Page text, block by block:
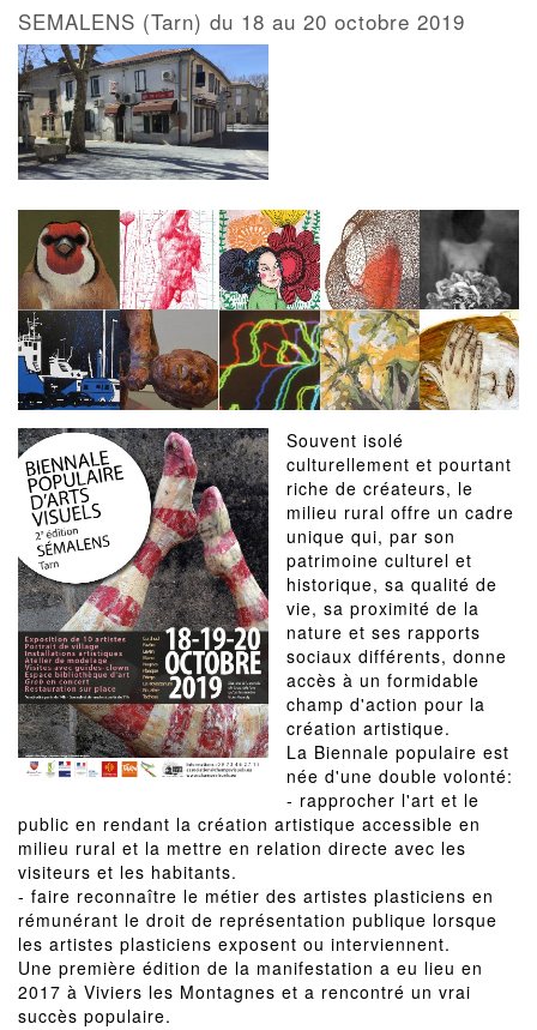
SEMALENS (Tarn) du 18 au 20 octobre 2019
Souvent isolé
culturellement et pourtant
riche de créateurs, le
milieu rural offre un cadre
unique qui, par son
patrimoine culturel et
historique, sa qualité de
vie, sa proximité de la
nature et ses rapports
sociaux différents, donne
accès à un formidable
champ d'action pour la
création artistique.
La Biennale populaire est
née d'une double volonté:
- rapprocher l'art et le
public en rendant la création artistique accessible en
milieu rural et la mettre en relation directe avec les
visiteurs et les habitants.
- faire reconnaître le métier des artistes plasticiens en
rémunérant le droit de représentation publique lorsque
les artistes plasticiens exposent ou interviennent.
Une première édition de la manifestation a eu lieu en
2017 à Viviers les Montagnes et a rencontré un vrai
succès populaire.